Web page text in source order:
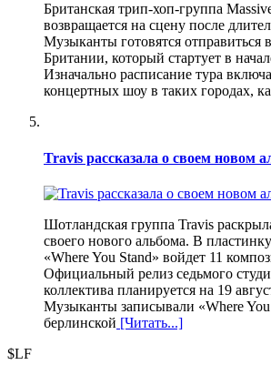
Британская трип-хоп-группа
возвращается на сцену после
Музыканты готовятся отправиться
Британии, который стартует в
Изначально расписание тура
концертных шоу в таких городах,
Travis рассказала о своем новом
Шотландская группа Travis
своего нового альбома. В
«Where You Stand» войдет 11
Официальный релиз седьмого
коллектива планируется на 19
Музыканты записывали «Where You
берлинской [Читать...]
$LF